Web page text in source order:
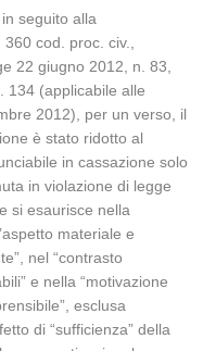
seguito alla
cod. proc. civ.,
22 giugno 2012, n. 83,
134 (applicabile alle
2012), per un verso, il
è stato ridotto al
in cassazione solo
in violazione di legge
si esaurisce nella
materiale e
nel “contrasto
e nella “motivazione
esclusa
di “sufficienza” della